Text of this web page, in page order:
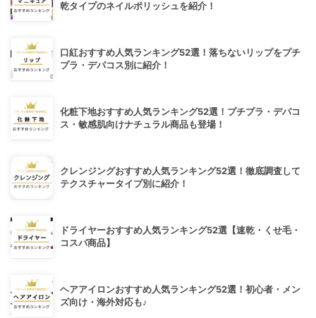
乾タイプのネイルポリッシュを紹介！
口紅おすすめ人気ランキング52選！落ちないリップをプチ
プラ・デパコス別に紹介！
化粧下地おすすめ人気ランキング52選！プチプラ・デパコ
ス・敏感肌向けナチュラル商品も登場！
クレンジングおすすめ人気ランキング52選！徹底調査して
テクスチャータイプ別に紹介！
ドライヤーおすすめ人気ランキング52選【速乾・くせ毛・
コスパ商品】
ヘアアイロンおすすめ人気ランキング52選！初心者・メン
ズ向け・海外対応も♪